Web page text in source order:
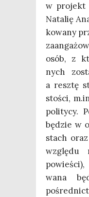
w pro­jekt
Nata­lię
ko­wa­ny
osób, z
nych
a resz­tę
sto­ści,
poli­ty­cy.
będzie w
stach
wzglę­du
wa­na